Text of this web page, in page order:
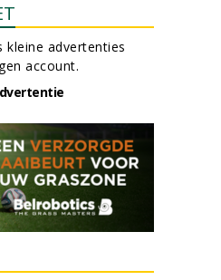
kleine advertenties
account.